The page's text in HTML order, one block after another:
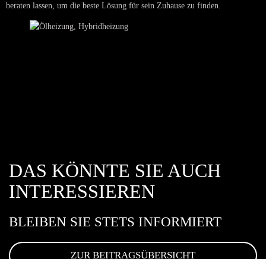
beraten lassen, um die beste Lösung für sein Zuhause zu finden.
DAS KÖNNTE SIE AUCH
INTERESSIEREN
BLEIBEN SIE STETS INFORMIERT
ZUR BEITRAGSÜBERSICHT